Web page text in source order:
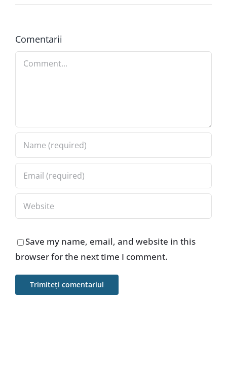
Special
Comentarii
Comment
Save my name, email, and website in this
browser for the next time I comment.